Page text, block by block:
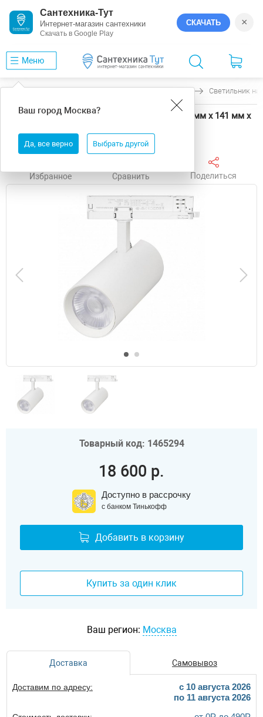
Сантехника-Тут
Интернет-магазин сантехники
Скачать в Google Play
СКАЧАТЬ ×
Меню
Ваш город Москва?
Да, все верно Выбрать другой
Светильник
Светильник на штанге Arlight GERA 58823 90 мм х 141 мм х
Избранное Сравнить Поделиться
Товарный код: 1465294
18 600 р.
Доступно в рассрочку
с банком Тинькофф
Добавить в корзину
Купить за один клик
Ваш регион: Москва
Доставка Самовывоз
Доставим по адресу:
c 10 августа 2026
по 11 августа 2026